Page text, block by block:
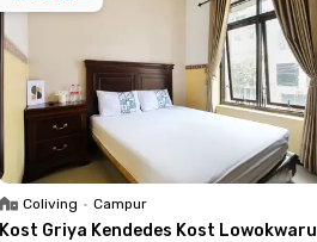
Coliving • Campur
Kost Griya Kendedes Kost Lowokwaru